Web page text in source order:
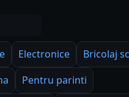
Electronice
Bricolaj
Pentru parinti